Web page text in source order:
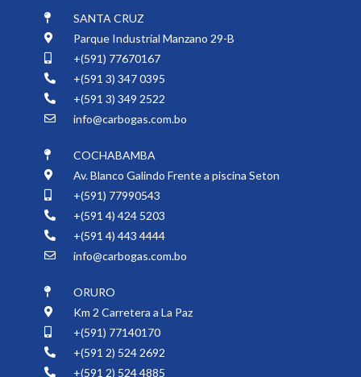
SANTA CRUZ
Parque Industrial Manzano 29-B
+(591) 77670167
+(591 3) 347 0395
+(591 3) 349 2522
info@carbogas.com.bo
COCHABAMBA
Av. Blanco Galindo Frente a piscina Seton
+(591) 77990543
+(591 4) 424 5203
+(591 4) 443 4444
info@carbogas.com.bo
ORURO
Km 2 Carretera a La Paz
+(591) 77140170
+(591 2) 524 2692
+(591 2) 524 4885